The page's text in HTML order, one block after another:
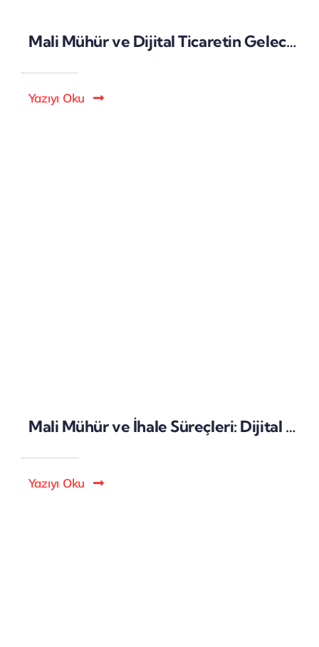
Mali Mühür ve Dijital Ticaretin Geleceği: Yasal Süreçlerin Dijitalleşmesi
Yazıyı Oku
Mali Mühür ve İhale Süreçleri: Dijital İhale Başvurularında Yasal Geçerlilik
Yazıyı Oku